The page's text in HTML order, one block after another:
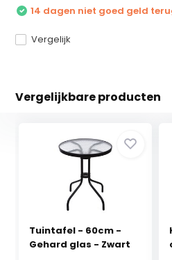
14 dagen niet goed geld
Vergelijk
Vergelijkbare producten
Tuintafel - 60cm -
Gehard glas - Zwart